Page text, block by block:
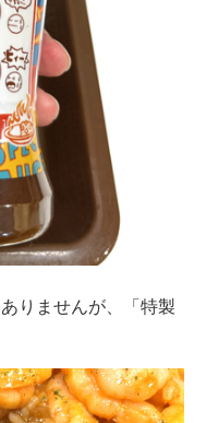
りませんが、「特製